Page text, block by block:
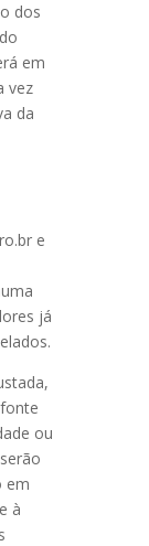
dos
em
vez
da
e
já
ou
em
à